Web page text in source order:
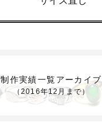
制作実績一覧アーカイブ
（2016年12月まで）